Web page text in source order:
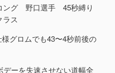
ング 野口選手 45秒縛り
ラス
グロムでも43〜4秒前後の
デーを失速させない道幅全